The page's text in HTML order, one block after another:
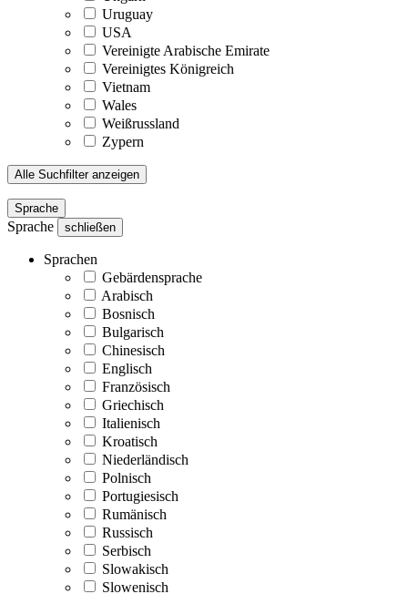
Uruguay
USA
Vereinigte Arabische Emirate
Vereinigtes Königreich
Vietnam
Wales
Weißrussland
Zypern
Alle Suchfilter anzeigen
Sprache
Sprache schließen
Sprachen
Gebärdensprache
Arabisch
Bosnisch
Bulgarisch
Chinesisch
Englisch
Französisch
Griechisch
Italienisch
Kroatisch
Niederländisch
Polnisch
Portugiesisch
Rumänisch
Russisch
Serbisch
Slowakisch
Slowenisch